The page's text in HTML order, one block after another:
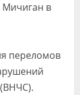
Мичиган в
переломов